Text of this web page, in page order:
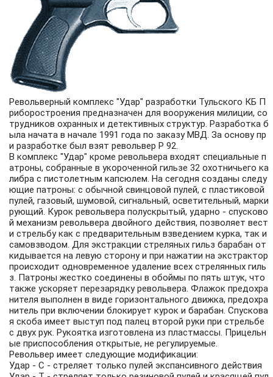
Револьверный комплекс "Удар" разработки Тульского КБ П
риборостроения предназначен для вооружения милиции, со
трудников охранных и детективных структур. Разработка б
ыла начата в начале 1991 года по заказу МВД. За основу пр
и разработке был взят револьвер P 92.
В комплекс "Удар" кроме револьвера входят специальные п
атроны, собранные в укороченной гильзе 32 охотничьего ка
либра с пистолетным капсюлем. На сегодня созданы следу
ющие патроны: с обычной свинцовой пулей, с пластиковой
пулей, газовый, шумовой, сигнальный, осветительный, марки
рующий. Курок револьвера полускрытый, ударно - спусково
й механизм револьвера двойного действия, позволяет вест
и стрельбу как с предварительным взведением курка, так и
самовзводом. Для экстракции стреляных гильз барабан от
кидывается на левую сторону и при нажатии на экстрактор
происходит одновременное удаление всех стрелянных гиль
з. Патроны жестко соединены в обоймы по пять штук, что
также ускоряет перезарядку револьвера. Флажок предохра
нителя выполнен в виде горизонтального движка, предохра
нитель при включении блокирует курок и барабан. Спускова
я скоба имеет выступ под палец второй руки при стрельбе
с двух рук. Рукоятка изготовлена из пластмассы. Прицельн
ые приспособления открытые, не регулируемые.
Револьвер имеет следующие модификации:
Удар - С - стреляет только пулей экспансивного действия